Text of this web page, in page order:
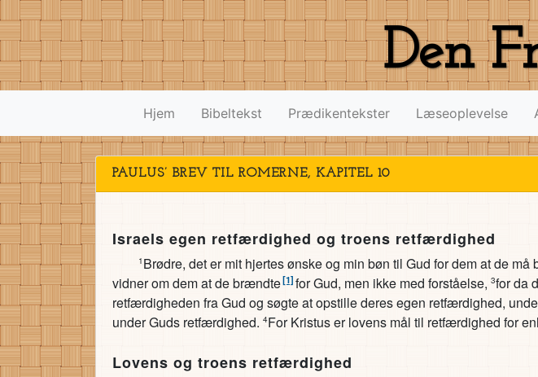
Den
Hjem Bibeltekst Prædikentekster Læseoplevelse
PAULUS’ BREV TIL ROMERNE, KAPITEL 10
Israels egen retfærdighed og troens retfærdighed
1 Brødre, det er mit hjertes ønske og min bøn til Gud for dem at de må
vidner om dem at de brændte[1]for Gud, men ikke med forståelse, 3for da
retfærdigheden fra Gud og søgte at opstille deres egen retfærdighed,
under Guds retfærdighed. 4For Kristus er lovens mål til retfærdighed for
Lovens og troens retfærdighed